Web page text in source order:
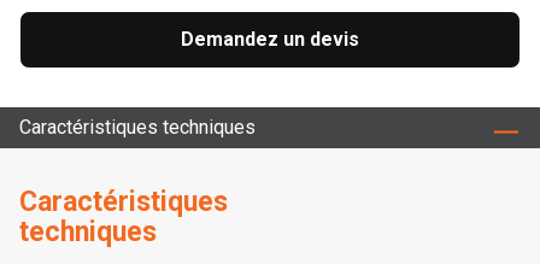
Demandez un devis
Caractéristiques techniques
Caractéristiques
techniques